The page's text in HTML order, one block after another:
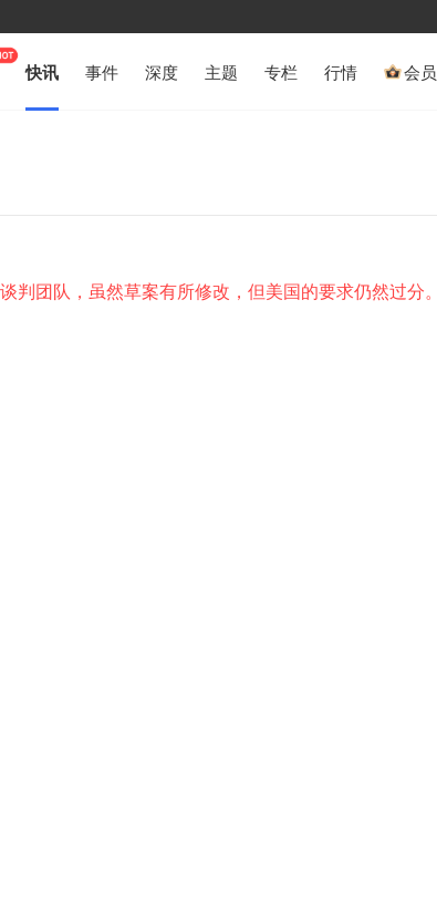
快讯 事件 深度 主题 专栏 行情 会员
判团队，虽然草案有所修改，但美国的要求仍然过分。